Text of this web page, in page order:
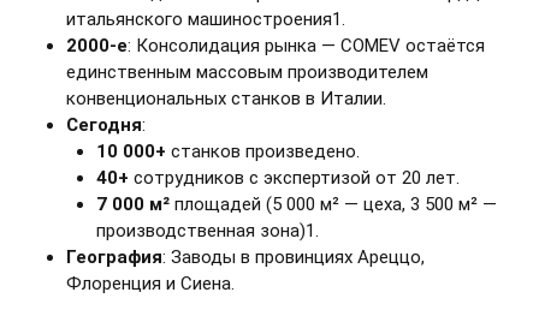
итальянского машиностроения1.
2000-е: Консолидация рынка — COMEV остаётся
единственным массовым производителем
конвенциональных станков в Италии.
Сегодня:
10 000+ станков произведено.
40+ сотрудников с экспертизой от 20 лет.
7 000 м² площадей (5 000 м² — цеха, 3 500 м² —
производственная зона)1.
География: Заводы в провинциях Ареццо,
Флоренция и Сиена.